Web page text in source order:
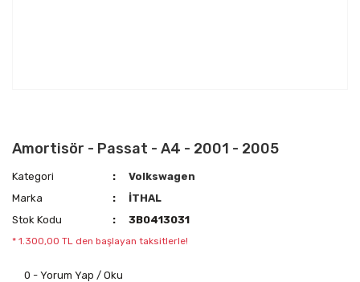
Amortisör - Passat - A4 - 2001 - 2005
Kategori
Volkswagen
Marka
İTHAL
Stok Kodu
3B0413031
* 1.300,00 TL den başlayan taksitlerle!
0 - Yorum Yap / Oku